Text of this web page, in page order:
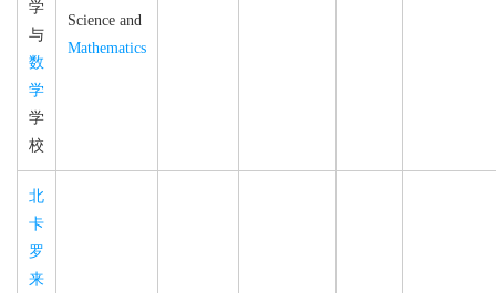
学
与
数
学
学
校
Science and
Mathematics
北
卡
罗
来